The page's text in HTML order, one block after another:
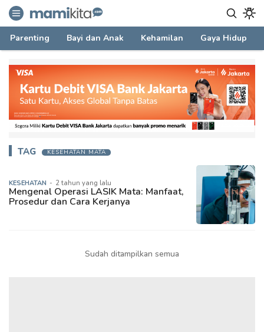
mamikita.com
Informasi Parenting untuk Mami Milenial
Parenting Bayi dan Anak Kehamilan Gaya Hidup
TAG KESEHATAN MATA
KESEHATAN - 2 tahun yang lalu
Mengenal Operasi LASIK Mata: Manfaat,
Prosedur dan Cara Kerjanya
Sudah ditampilkan semua